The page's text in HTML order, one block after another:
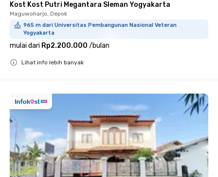
Kost Kost Putri Megantara Sleman Yogyakarta
Maguwoharjo, Depok
965 m dari Universitas Pembangunan Nasional Veteran
Yogyakarta
mulai dari Rp2.200.000 /bulan
Lihat info lebih banyak